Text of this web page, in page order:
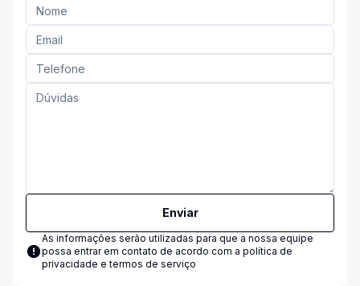
Enviar
As informações serão utilizadas para que a nossa equipe
possa entrar em contato de acordo com a política de
privacidade e termos de serviço